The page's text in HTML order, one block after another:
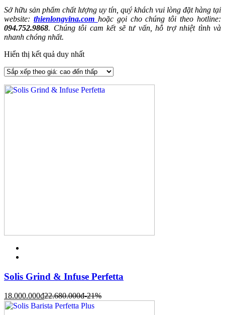
Sở hữu sản phẩm chất lượng uy tín, quý khách vui lòng đặt hàng tại
website: thienlongvina.com hoặc gọi cho chúng tôi theo hotline:
094.752.9868. Chúng tôi cam kết sẽ tư vấn, hỗ trợ nhiệt tình và
nhanh chóng nhất.
Hiển thị kết quả duy nhất
Solis Grind & Infuse Perfetta
18.000.000đ22.680.000đ-21%